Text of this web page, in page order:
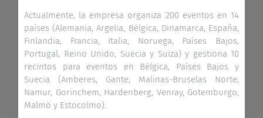
Actualmente, la empresa organiza 200 eventos en 14
países (Alemania, Argelia, Bélgica, Dinamarca, España,
Finlandia, Francia, Italia, Noruega, Países Bajos,
Portugal, Reino Unido, Suecia y Suiza) y gestiona 10
recintos para eventos en Bélgica, Países Bajos y
Suecia (Amberes, Gante, Malinas-Bruselas Norte,
Namur, Gorinchem, Hardenberg, Venray, Gotemburgo,
Malmö y Estocolmo).